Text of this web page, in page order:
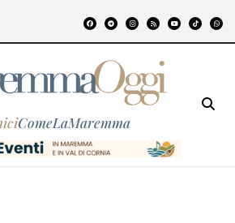
ComeLaMaremma